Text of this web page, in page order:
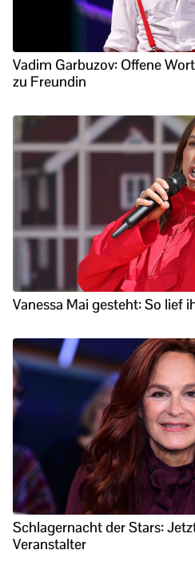
Vadim Garbuzov: Offene
zu Freundin
Vanessa Mai gesteht: So lief
Schlagernacht der Stars:
Veranstalter